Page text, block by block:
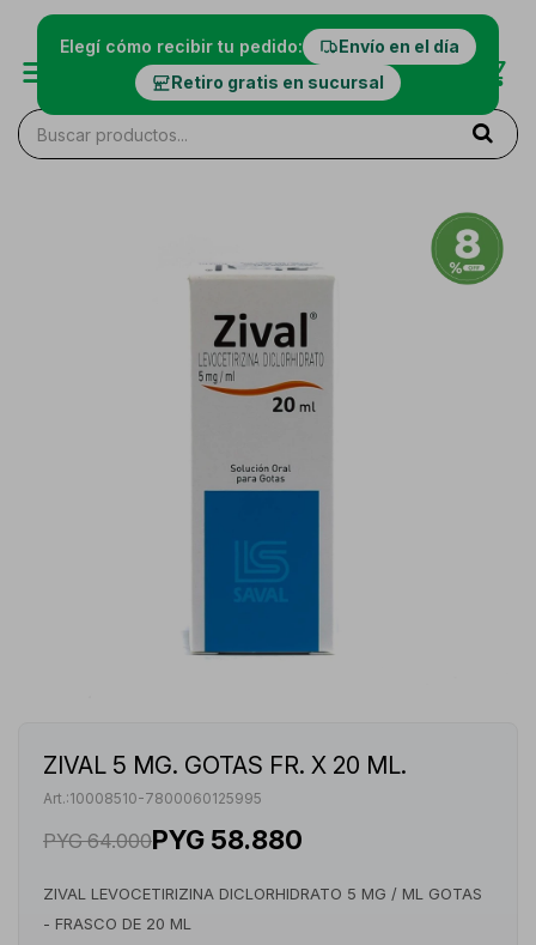
Elegí cómo recibir tu pedido:
Envío en el día
Retiro gratis en sucursal
ZIVAL 5 MG. GOTAS FR. X 20 ML.
10008510-7800060125995
PYG 64.000PYG 58.880
ZIVAL LEVOCETIRIZINA DICLORHIDRATO 5 MG / ML GOTAS
- FRASCO DE 20 ML